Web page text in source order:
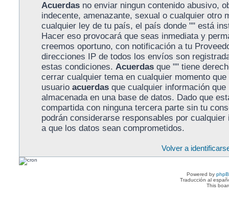
Acuerdasno enviar ningun contenido abusivo,
indecente, amenazante, sexual o cualquier otro
cualquier ley de tu país, el país donde "" está
Hacer eso provocará que seas inmediata y
creemos oportuno, con notificación a tu
direcciones IP de todos los envíos son
estas condiciones. Acuerdasque "" tiene
cerrar cualquier tema en cualquier momento
usuario acuerdasque cualquier información que
almacenada en una base de datos. Dado que
compartida con ninguna tercera parte sin tu
podrán considerarse responsables por
a que los datos sean comprometidos.
Volver a
Powered by
Traducción al
This